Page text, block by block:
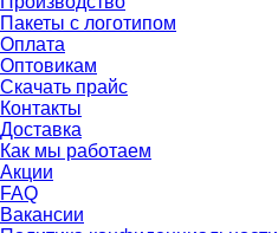
Пакеты с логотипом
Оплата
Оптовикам
Скачать прайс
Контакты
Доставка
Как мы работаем
Акции
FAQ
Вакансии